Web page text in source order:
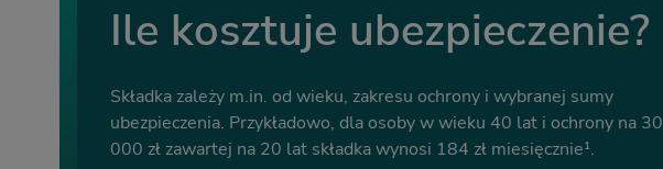
Ile kosztuje ubezpieczenie?
Składka zależy m.in. od wieku, zakresu ochrony i wybranej sumy
ubezpieczenia. Przykładowo, dla osoby w wieku 40 lat i ochrony na 30
000 zł zawartej na 20 lat składka wynosi 184 zł miesięcznie¹.